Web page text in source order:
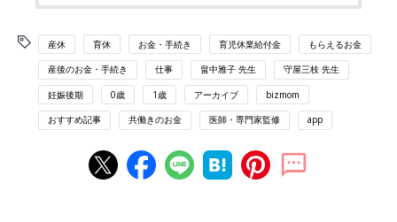
産休 育休 お金・手続き 育児休業給付金 もらえるお金
産後のお金・手続き 仕事 畠中雅子 先生 守屋三枝 先生
妊娠後期 0歳 1歳 アーカイブ bizmom
おすすめ記事 共働きのお金 医師・専門家監修 app